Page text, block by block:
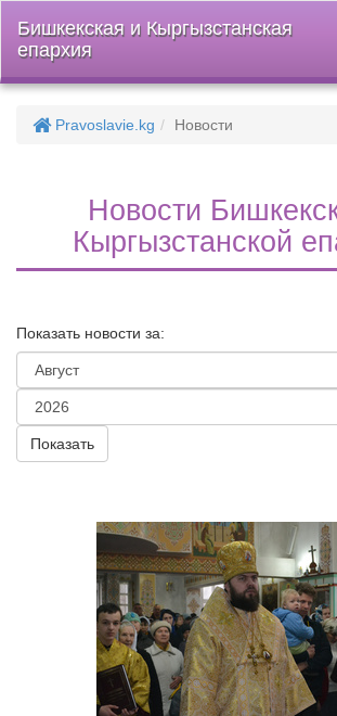
Бишкекская и Кыргызстанская
епархия
Pravoslavie.kg Новости
Новости
Кыргызстанской
Показать новости за: